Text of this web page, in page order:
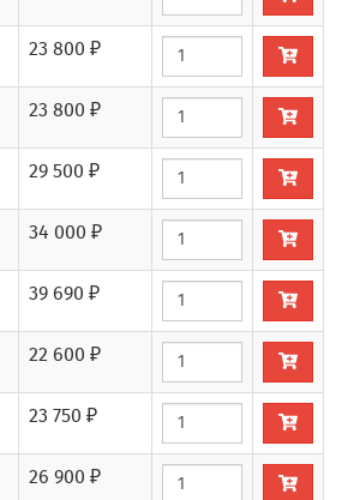
23 800 ₽
23 800 ₽
29 500 ₽
34 000 ₽
39 690 ₽
22 600 ₽
23 750 ₽
26 900 ₽